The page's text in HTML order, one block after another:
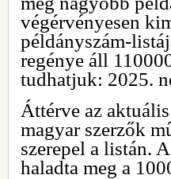
végérvényesen
példányszám-
regénye áll
tudhatjuk: 2025.
Áttérve az
magyar szerzők
szerepel a listán.
haladta meg a